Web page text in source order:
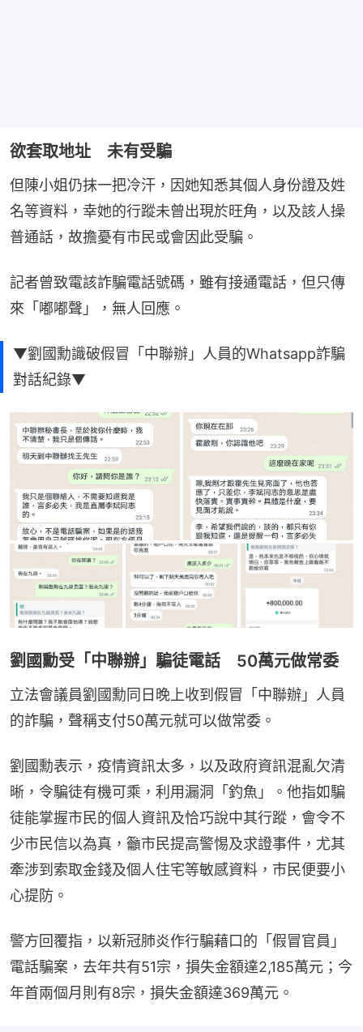
欲套取地址 未有受騙
但陳小姐仍抹一把冷汗，因她知悉其個人身份證及姓
名等資料，幸她的行蹤未曾出現於旺角，以及該人操
普通話，故擔憂有市民或會因此受騙。
記者曾致電該詐騙電話號碼，雖有接通電話，但只傳
來「嘟嘟聲」，無人回應。
▼劉國勳識破假冒「中聯辦」人員的Whatsapp詐騙
對話紀錄▼
劉國勳受「中聯辦」騙徒電話 50萬元做常委
立法會議員劉國勳同日晚上收到假冒「中聯辦」人員
的詐騙，聲稱支付50萬元就可以做常委。
劉國勳表示，疫情資訊太多，以及政府資訊混亂欠清
晰，令騙徒有機可乘，利用漏洞「釣魚」。他指如騙
徒能掌握市民的個人資訊及恰巧說中其行蹤，會令不
少市民信以為真，籲市民提高警惕及求證事件，尤其
牽涉到索取金錢及個人住宅等敏感資料，市民便要小
心提防。
警方回覆指，以新冠肺炎作行騙藉口的「假冒官員」
電話騙案，去年共有51宗，損失金額達2,185萬元；今
年首兩個月則有8宗，損失金額達369萬元。